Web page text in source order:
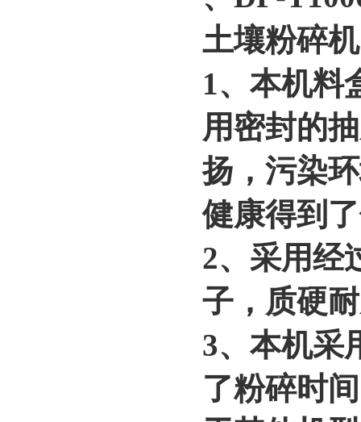
土壤粉碎
1、本机料
用密封的
扬，污染
健康得到
2、采用经
子，质硬
3、本机采
了粉碎时